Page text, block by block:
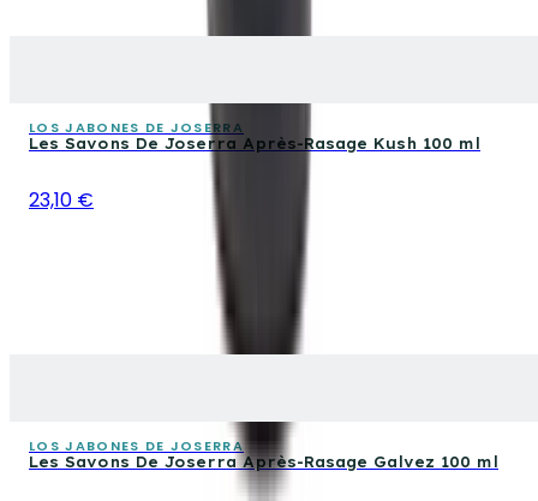
LOS JABONES DE JOSERRA
Les Savons De Joserra Après-Rasage Kush 100 ml
23,10 €
LOS JABONES DE JOSERRA
Les Savons De Joserra Après-Rasage Galvez 100 ml